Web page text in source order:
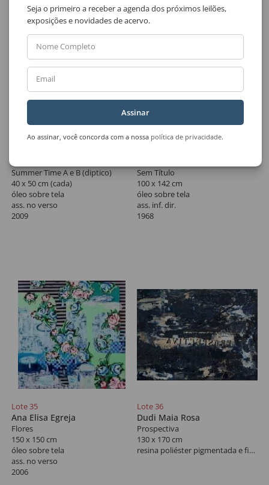
Summer Time A e B (diptico)
40 x 50 cm (cada)
óleo sobre tela
ass. no verso
2009
Sem Título
100 x 142 cm
óleo sobre tela
ass. inf. dir.
1968
Lote 35
Ana Elisa Egreja
Flores
150 x 150 cm
óleo sobre tela
ass. no verso
2006
Lote 36
Dudi Maia Rosa
Prospectiva
130 x 170 cm
resina poliéster pigmentada e fibra de vidro
Seja o primeiro a receber a agenda dos próximos leilões,
exposições e novidades de acervo.
Nome Completo
Email
Assinar
Ao assinar, você concorda com a nossa política de privacidade.